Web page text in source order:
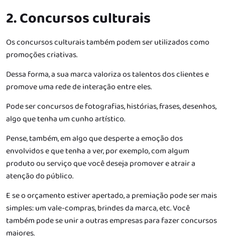
2. Concursos culturais
Os concursos culturais também podem ser utilizados como
promoções criativas.
Dessa forma, a sua marca valoriza os talentos dos clientes e
promove uma rede de interação entre eles.
Pode ser concursos de fotografias, histórias, frases, desenhos,
algo que tenha um cunho artístico.
Pense, também, em algo que desperte a emoção dos
envolvidos e que tenha a ver, por exemplo, com algum
produto ou serviço que você deseja promover e atrair a
atenção do público.
E se o orçamento estiver apertado, a premiação pode ser mais
simples: um vale-compras, brindes da marca, etc. Você
também pode se unir a outras empresas para fazer concursos
maiores.